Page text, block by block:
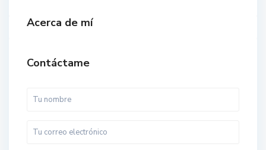
Acerca de mí
Contáctame